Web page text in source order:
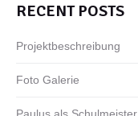
RECENT POSTS
Projektbeschreibung
Foto Galerie